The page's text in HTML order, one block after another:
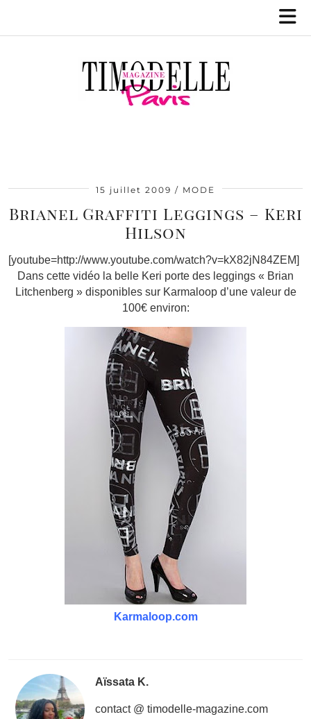
15 juillet 2009 MODE
Brianel Graffiti Leggings – Keri
Hilson
[youtube=http://www.youtube.com/watch?v=kX82jN84ZEM]
Dans cette vidéo la belle Keri porte des leggings « Brian
Litchenberg » disponibles sur Karmaloop d’une valeur de
100€ environ:
Karmaloop.com
Aïssata K.
contact @ timodelle-magazine.com